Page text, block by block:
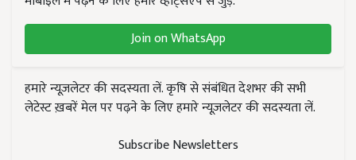
Join on WhatsApp
लेटेस्ट ख़बरें मेल पर पढ़ने के लिए हमारे न्यूज़लेटर की सदस्यता लें.